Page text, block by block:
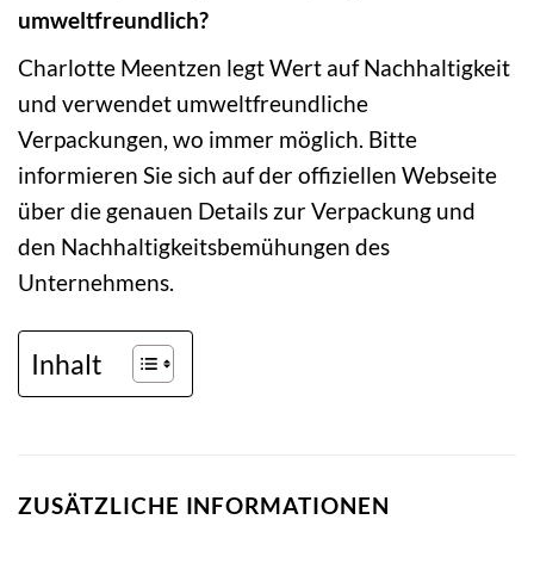
umweltfreundlich?
Charlotte Meentzen legt Wert auf Nachhaltigkeit
und verwendet umweltfreundliche
Verpackungen, wo immer möglich. Bitte
informieren Sie sich auf der offiziellen Webseite
über die genauen Details zur Verpackung und
den Nachhaltigkeitsbemühungen des
Unternehmens.
Inhalt
ZUSÄTZLICHE INFORMATIONEN